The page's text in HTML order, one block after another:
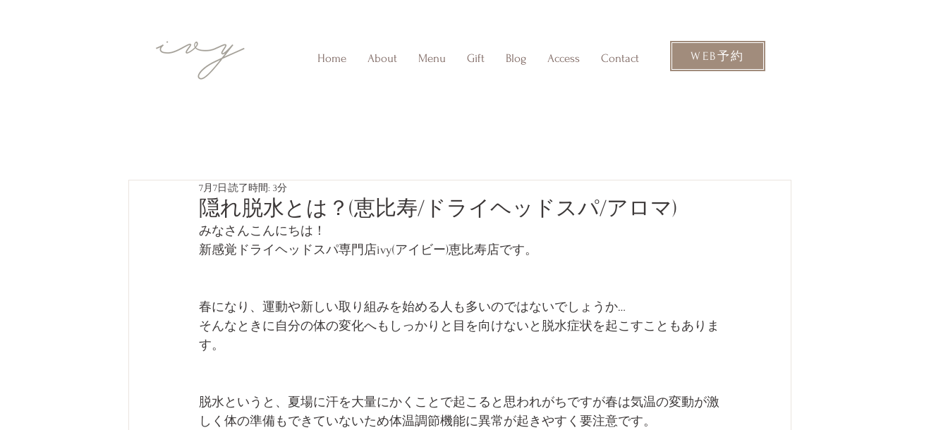
Home About Menu Gift Blog Access Contact WEB予約
隠れ脱水とは？(恵比寿/ドライヘッドスパ/アロマ)
7月7日 読了時間: 3分
みなさんこんにちは！
新感覚ドライヘッドスパ専門店ivy(アイビー)恵比寿店です。
春になり、運動や新しい取り組みを始める人も多いのではないでしょうか…
そんなときに自分の体の変化へもしっかりと目を向けないと脱水症状を起こすこともありま
す。
脱水というと、夏場に汗を大量にかくことで起こると思われがちですが春は気温の変動が激
しく体の準備もできていないため体温調節機能に異常が起きやすく要注意です。